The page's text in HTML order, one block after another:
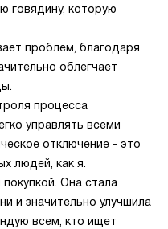
говядину, которую
проблем, благодаря
облегчает
процесса
управлять всеми
отключение - это
людей, как я.
Она стала
и значительно улучшила
всем, кто ищет